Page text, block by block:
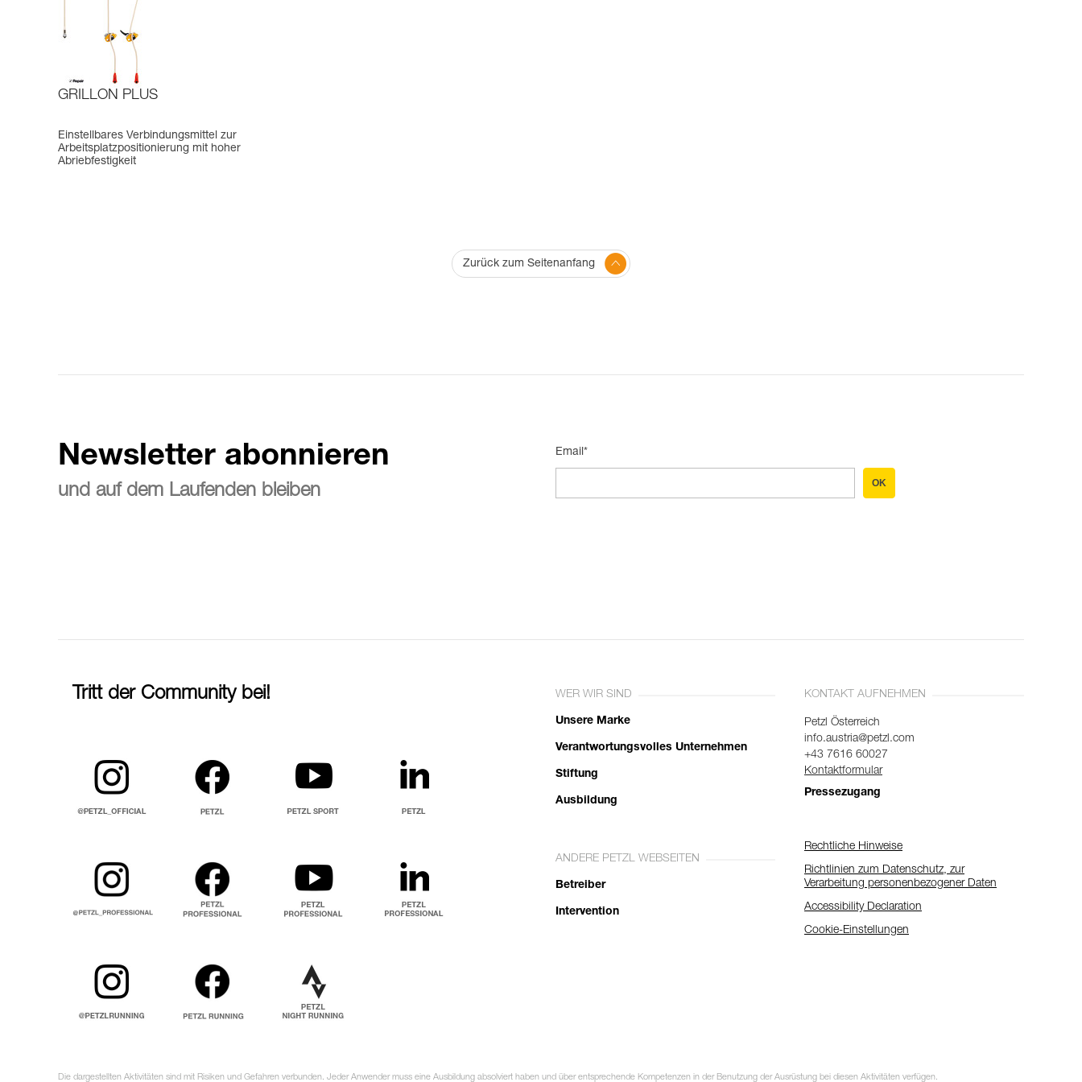
GRILLON PLUS
Einstellbares Verbindungsmittel zur
Arbeitsplatzpositionierung mit hoher
Abriebfestigkeit
Zurück zum Seitenanfang
Newsletter abonnieren
und auf dem Laufenden bleiben
Email*
OK
Tritt der Community bei! WER WIR SIND
Unsere Marke
Verantwortungsvolles Unternehmen
Stiftung
Ausbildung
ANDERE PETZL WEBSEITEN
Betreiber
Intervention
KONTAKT AUFNEHMEN
Petzl Österreich
info.austria@petzl.com
+43 7616 60027
Kontaktformular
Pressezugang
Rechtliche Hinweise
Richtlinien zum Datenschutz, zur
Verarbeitung personenbezogener Daten
Accessibility Declaration
Cookie-Einstellungen
Die dargestellten Aktivitäten sind mit Risiken und Gefahren verbunden. Jeder Anwender muss eine Ausbildung absolviert haben und über entsprechende Kompetenzen in der Benutzung der Ausrüstung bei diesen Aktivitäten verfügen.